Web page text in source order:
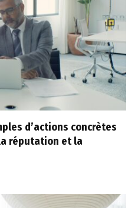
d’actions concrètes
réputation et la